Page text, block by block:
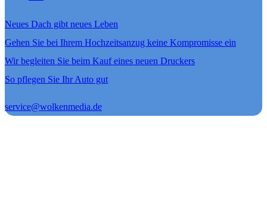
Neues Dach gibt neues Leben
Gehen Sie bei Ihrem Hochzeitsanzug keine Kompromisse ein
Wir begleiten Sie beim Kauf eines neuen Druckers
So pflegen Sie Ihr Auto gut
service@wolkenmedia.de